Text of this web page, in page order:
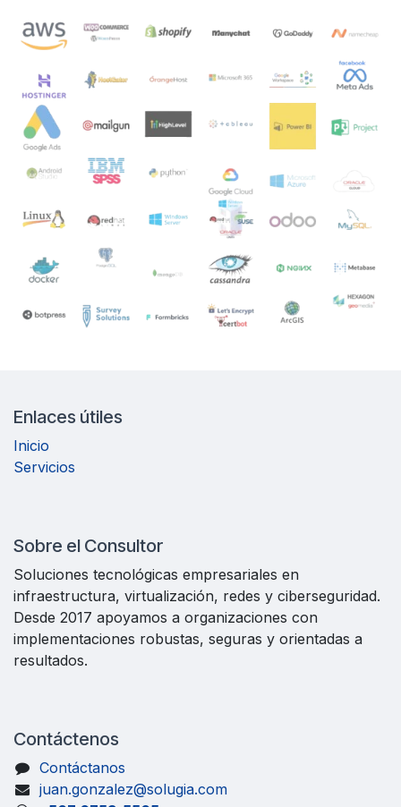
Enlaces útiles
Inicio
Servicios
Sobre el Consultor
Soluciones tecnológicas empresariales en
infraestructura, virtualización, redes y ciberseguridad.
Desde 2017 apoyamos a organizaciones con
implementaciones robustas, seguras y orientadas a
resultados.
Contáctenos
Contáctanos
juan.gonzalez@solugia.com